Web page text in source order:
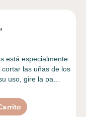
está especialmente
las uñas de los
uso, gire la pa…